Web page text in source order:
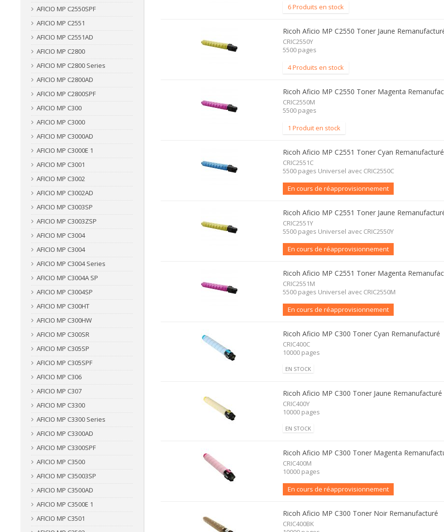
AFICIO MP C2550SPF
AFICIO MP C2551
AFICIO MP C2551AD
AFICIO MP C2800
AFICIO MP C2800 Series
AFICIO MP C2800AD
AFICIO MP C2800SPF
AFICIO MP C300
AFICIO MP C3000
AFICIO MP C3000AD
AFICIO MP C3000E 1
AFICIO MP C3001
AFICIO MP C3002
AFICIO MP C3002AD
AFICIO MP C3003SP
AFICIO MP C3003ZSP
AFICIO MP C3004
AFICIO MP C3004
AFICIO MP C3004 Series
AFICIO MP C3004A SP
AFICIO MP C3004SP
AFICIO MP C300HT
AFICIO MP C300HW
AFICIO MP C300SR
AFICIO MP C305SP
AFICIO MP C305SPF
AFICIO MP C306
AFICIO MP C307
AFICIO MP C3300
AFICIO MP C3300 Series
AFICIO MP C3300AD
AFICIO MP C3300SPF
AFICIO MP C3500
AFICIO MP C35003SP
AFICIO MP C3500AD
AFICIO MP C3500E 1
AFICIO MP C3501
6 Produits en stock
Ricoh Aficio MP C2550 Toner Jaune
CRIC2550Y
5500 pages
4 Produits en stock
Ricoh Aficio MP C2550 Toner Magenta
CRIC2550M
5500 pages
1 Produit en stock
Ricoh Aficio MP C2551 Toner Cyan Remanufacturé
CRIC2551C
5500 pages Universel avec CRIC2550C
En cours de réapprovisionnement
Ricoh Aficio MP C2551 Toner Jaune
CRIC2551Y
5500 pages Universel avec CRIC2550Y
En cours de réapprovisionnement
Ricoh Aficio MP C2551 Toner Magenta
CRIC2551M
5500 pages Universel avec CRIC2550M
En cours de réapprovisionnement
Ricoh Aficio MP C300 Toner Cyan Remanufacturé
CRIC400C
10000 pages
EN STOCK
Ricoh Aficio MP C300 Toner Jaune Remanufacturé
CRIC400Y
10000 pages
EN STOCK
Ricoh Aficio MP C300 Toner Magenta
CRIC400M
10000 pages
En cours de réapprovisionnement
Ricoh Aficio MP C300 Toner Noir Remanufacturé
CRIC400BK